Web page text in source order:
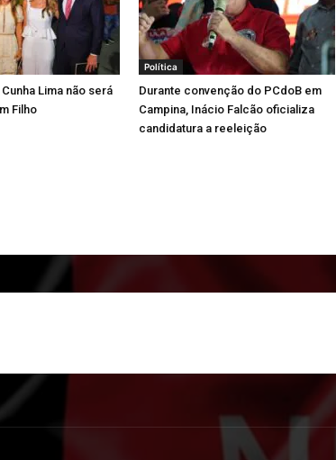
Lima não será
Filho
Política
Durante convenção do PCdoB em
Campina, Inácio Falcão oficializa
candidatura a reeleição